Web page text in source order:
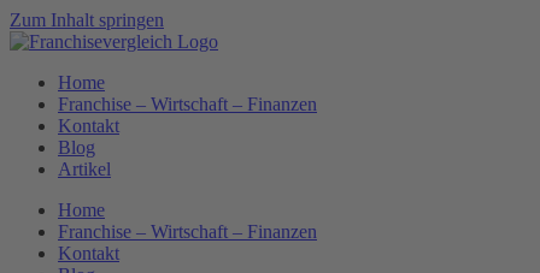
Zum Inhalt springen
Home
Franchise – Wirtschaft – Finanzen
Kontakt
Blog
Artikel
Home
Franchise – Wirtschaft – Finanzen
Kontakt